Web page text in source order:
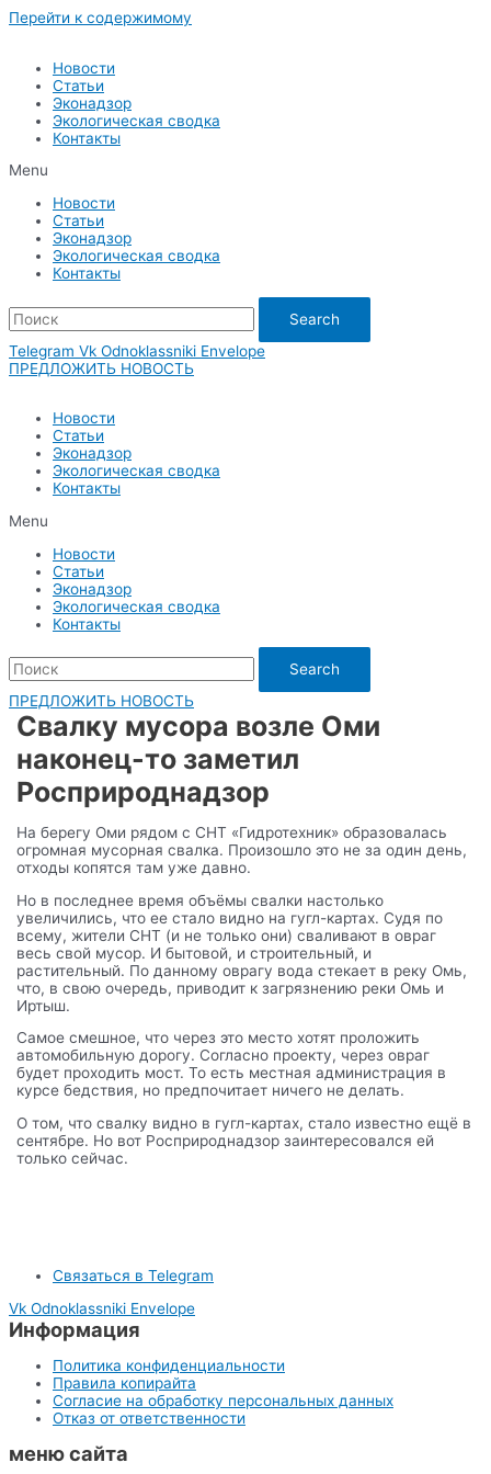
Перейти к содержимому
Новости
Статьи
Эконадзор
Экологическая сводка
Контакты
Menu
Новости
Статьи
Эконадзор
Экологическая сводка
Контакты
Search
Telegram Vk Odnoklassniki Envelope
ПРЕДЛОЖИТЬ НОВОСТЬ
Новости
Статьи
Эконадзор
Экологическая сводка
Контакты
Menu
Новости
Статьи
Эконадзор
Экологическая сводка
Контакты
Search
ПРЕДЛОЖИТЬ НОВОСТЬ
Свалку мусора возле Оми
наконец-то заметил
Росприроднадзор
На берегу Оми рядом с СНТ «Гидротехник» образовалась
огромная мусорная свалка. Произошло это не за один день,
отходы копятся там уже давно.
Но в последнее время объёмы свалки настолько
увеличились, что ее стало видно на гугл-картах. Судя по
всему, жители СНТ (и не только они) сваливают в овраг
весь свой мусор. И бытовой, и строительный, и
растительный. По данному оврагу вода стекает в реку Омь,
что, в свою очередь, приводит к загрязнению реки Омь и
Иртыш.
Самое смешное, что через это место хотят проложить
автомобильную дорогу. Согласно проекту, через овраг
будет проходить мост. То есть местная администрация в
курсе бедствия, но предпочитает ничего не делать.
О том, что свалку видно в гугл-картах, стало известно ещё в
сентябре. Но вот Росприроднадзор заинтересовался ей
только сейчас.
Связаться в Telegram
Vk Odnoklassniki Envelope
Информация
Политика конфиденциальности
Правила копирайта
Согласие на обработку персональных данных
Отказ от ответственности
меню сайта